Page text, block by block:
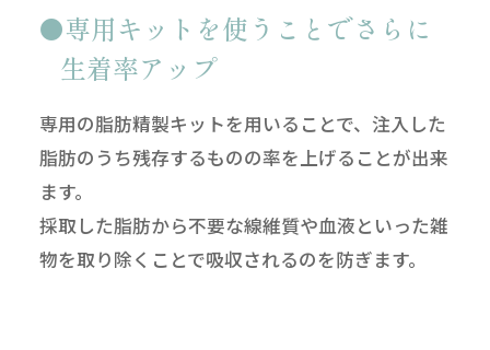
専用キットを使うことでさらに
生着率アップ
専用の脂肪精製キットを用いることで、注入した
脂肪のうち残存するものの率を上げることが出来
ます。
採取した脂肪から不要な線維質や血液といった雑
物を取り除くことで吸収されるのを防ぎます。